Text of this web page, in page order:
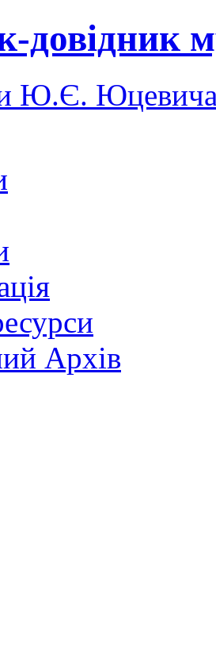
довідник
Ю.Є.
Архів